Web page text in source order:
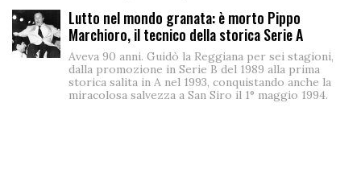
Lutto nel mondo granata: è morto Pippo
Marchioro, il tecnico della storica Serie A
Aveva 90 anni. Guidò la Reggiana per sei stagioni,
dalla promozione in Serie B del 1989 alla prima
storica salita in A nel 1993, conquistando anche la
miracolosa salvezza a San Siro il 1° maggio 1994.